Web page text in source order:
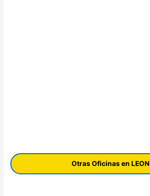
Otras Oficinas en LEON